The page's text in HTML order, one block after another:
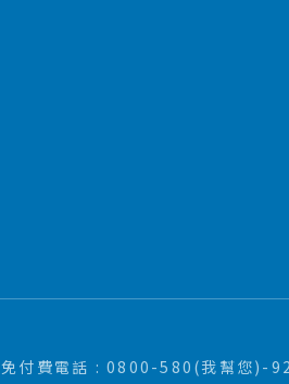
免付費電話 : 0800-580(我幫您)-